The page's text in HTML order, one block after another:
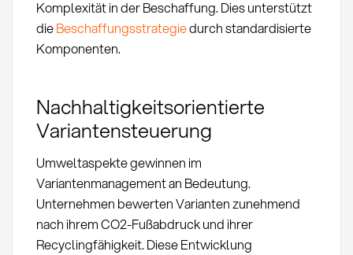
Komplexität in der Beschaffung. Dies unterstützt
dieBeschaffungsstrategiedurch standardisierte
Komponenten.
Nachhaltigkeitsorientierte
Variantensteuerung
Umweltaspekte gewinnen im
Variantenmanagement an Bedeutung.
Unternehmen bewerten Varianten zunehmend
nach ihrem CO2-Fußabdruck und ihrer
Recyclingfähigkeit. Diese Entwicklung